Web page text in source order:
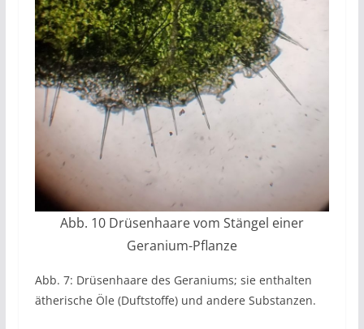
Abb. 10 Drüsenhaare vom Stängel einer
Geranium-Pflanze
Abb. 7: Drüsenhaare des Geraniums; sie enthalten
ätherische Öle (Duftstoffe) und andere Substanzen.